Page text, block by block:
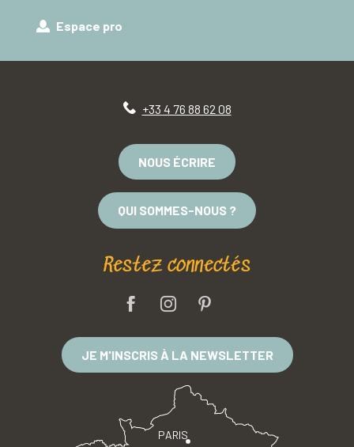
Espace pro
+33 4 76 88 62 08
NOUS ÉCRIRE
QUI SOMMES-NOUS ?
Restez connectés
JE M'INSCRIS À LA NEWSLETTER
PARIS